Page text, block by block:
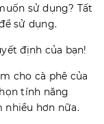
sử dụng? Tất
sử dụng.
định của bạn!
cho cà phê của
tính năng
nhiều hơn nữa.